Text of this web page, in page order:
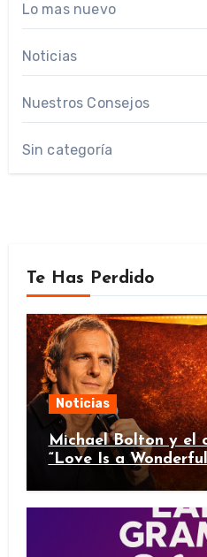
Lo mas nuevo
Noticias
Nuestros Consejos
Sin categoría
Te Has Perdido
Noticias
Michael Bolton y el
“Love Is a